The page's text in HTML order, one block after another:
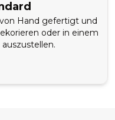
Hand gefertigt und
oder in einem